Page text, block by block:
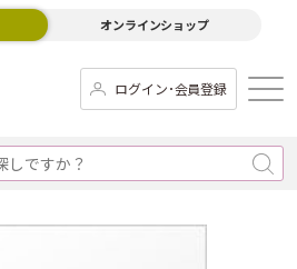
オンラインショップ
ログイン･会員登録